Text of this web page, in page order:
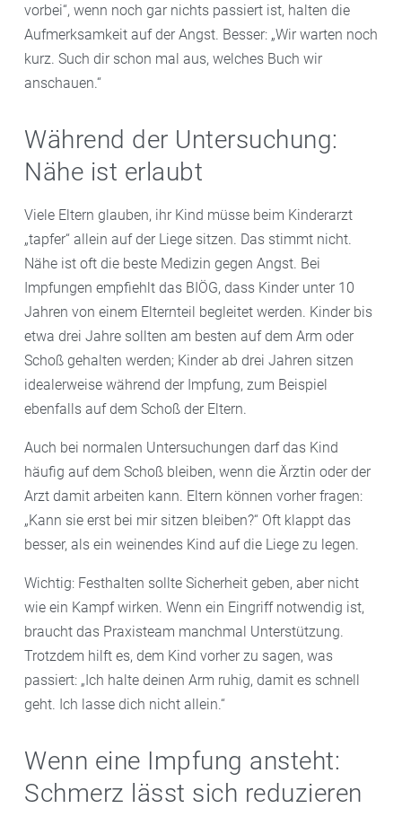
vorbei“, wenn noch gar nichts passiert ist, halten die
Aufmerksamkeit auf der Angst. Besser: „Wir warten noch
kurz. Such dir schon mal aus, welches Buch wir
anschauen.“
Während der Untersuchung:
Nähe ist erlaubt
Viele Eltern glauben, ihr Kind müsse beim Kinderarzt
„tapfer“ allein auf der Liege sitzen. Das stimmt nicht.
Nähe ist oft die beste Medizin gegen Angst. Bei
Impfungen empfiehlt das BIÖG, dass Kinder unter 10
Jahren von einem Elternteil begleitet werden. Kinder bis
etwa drei Jahre sollten am besten auf dem Arm oder
Schoß gehalten werden; Kinder ab drei Jahren sitzen
idealerweise während der Impfung, zum Beispiel
ebenfalls auf dem Schoß der Eltern.
Auch bei normalen Untersuchungen darf das Kind
häufig auf dem Schoß bleiben, wenn die Ärztin oder der
Arzt damit arbeiten kann. Eltern können vorher fragen:
„Kann sie erst bei mir sitzen bleiben?“ Oft klappt das
besser, als ein weinendes Kind auf die Liege zu legen.
Wichtig: Festhalten sollte Sicherheit geben, aber nicht
wie ein Kampf wirken. Wenn ein Eingriff notwendig ist,
braucht das Praxisteam manchmal Unterstützung.
Trotzdem hilft es, dem Kind vorher zu sagen, was
passiert: „Ich halte deinen Arm ruhig, damit es schnell
geht. Ich lasse dich nicht allein.“
Wenn eine Impfung ansteht:
Schmerz lässt sich reduzieren